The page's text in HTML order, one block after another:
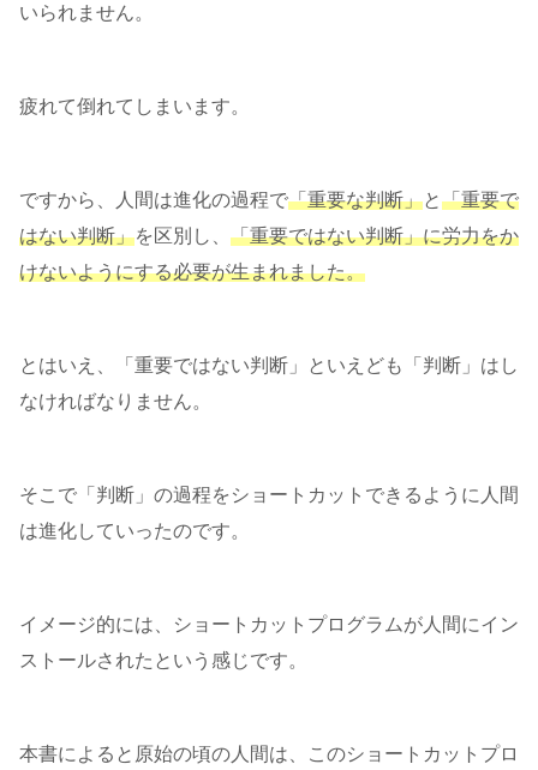
いられません。
疲れて倒れてしまいます。
ですから、人間は進化の過程で「重要な判断」と「重要で
はない判断」を区別し、 「重要ではない判断」に労力をか
けないようにする必要が生まれました。
とはいえ、「重要ではない判断」といえども「判断」はし
なければなりません。
そこで「判断」の過程をショートカットできるように人間
は進化していったのです。
イメージ的には、ショートカットプログラムが人間にイン
ストールされたという感じです。
本書によると原始の頃の人間は、このショートカットプロ